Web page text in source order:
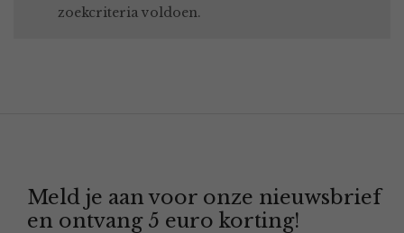
zoekcriteria voldoen.
Meld je aan voor onze nieuwsbrief
en ontvang 5 euro korting!